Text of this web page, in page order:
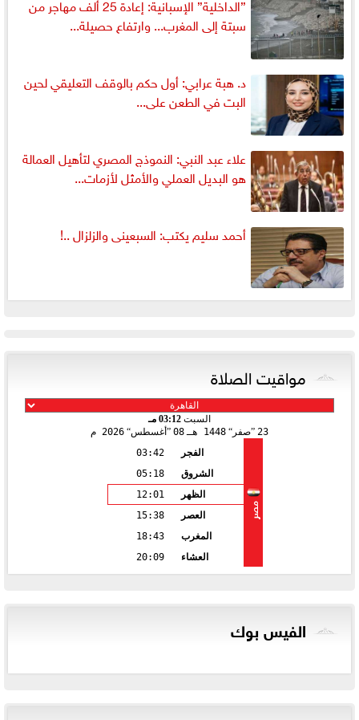
”الداخلية” الإسبانية: إعادة 25 ألف مهاجر من
سبتة إلى المغرب... وارتفاع حصيلة...
د. هبة عرابي: أول حكم بالوقف التعليقي لحين
البت في الطعن على...
علاء عبد النبي: النموذج المصري لتأهيل العمالة
هو البديل العملي والأمثل لأزمات...
أحمد سليم يكتب: السبعينى والزلزال ..!
مواقيت الصلاة
السبت 03:12 مـ
23
صفر 1448 هـ 08 أغسطس 2026 م
مصر
الفجر
03:42
الشروق
05:18
الظهر
12:01
العصر
15:38
المغرب
18:43
العشاء
20:09
الفيس بوك